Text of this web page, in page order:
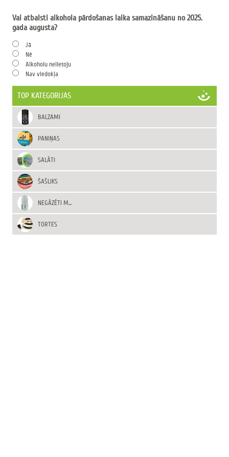
Vai atbalsti alkohola pārdošanas laika samazināšanu no 2025.
gada augusta?
Jā
Nē
Alkoholu nelietoju
Nav viedokļa
TOP KATEGORIJAS
BALZAMI
PANIŅAS
SALĀTI
ŠAŠLIKS
NEGĀZĒTI M...
TORTES